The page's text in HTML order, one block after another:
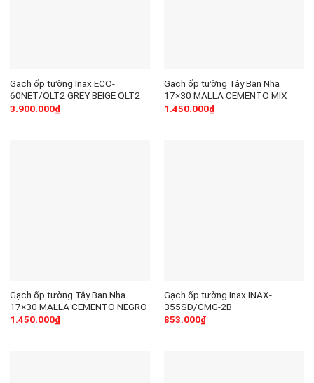
Gạch ốp tường Inax ECO-
60NET/QLT2 GREY BEIGE QLT2
3.900.000₫
Gạch ốp tường Tây Ban Nha
17×30 MALLA CEMENTO MIX
1.450.000₫
Gạch ốp tường Tây Ban Nha
17×30 MALLA CEMENTO NEGRO
1.450.000₫
Gạch ốp tường Inax INAX-
355SD/CMG-2B
853.000₫